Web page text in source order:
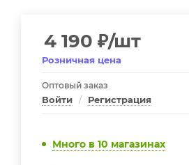
4 190 ₽/шт
Розничная цена
Оптовый заказ
Войти / Регистрация
Много в 10 магазинах